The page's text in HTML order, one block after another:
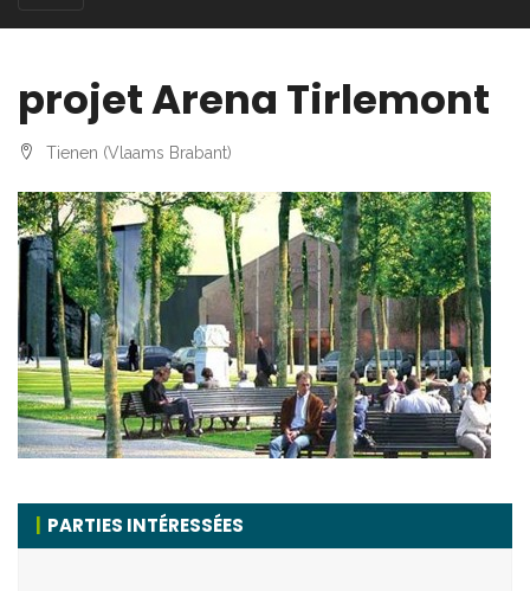
projet Arena Tirlemont
Tienen (Vlaams Brabant)
PARTIES INTÉRESSÉES